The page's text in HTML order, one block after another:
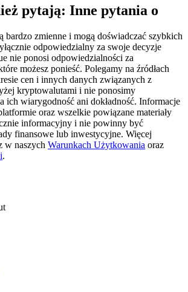
kopiującym
pytają: Inne pytania o
bardzo zmienne i mogą doświadczać szybkich
odpowiedzialny za swoje decyzje
nie ponosi odpowiedzialności za
możesz ponieść. Polegamy na źródłach
cen i innych danych związanych z
kryptowalutami i nie ponosimy
ich wiarygodność ani dokładność. Informacje
oraz wszelkie powiązane materiały
informacyjny i nie powinny być
finansowe lub inwestycyjne. Więcej
w naszych Warunkach Użytkowania oraz
.